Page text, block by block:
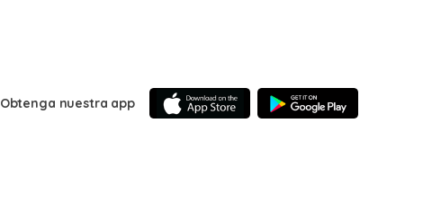
Obtenga nuestra app